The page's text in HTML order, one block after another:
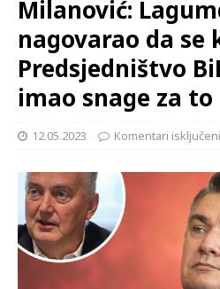
sam nagovarao da se kandidira za
Milanović:
nagovarao da se
Predsjedništvo
imao snage za to
12.05.2023 Komentari isključeni